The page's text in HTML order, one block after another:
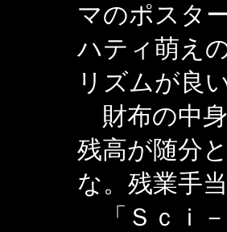
マのポスタ
ハティ萌え
リズムが良
財布の中
残高が随分
な。残業手
「Ｓｃｉ